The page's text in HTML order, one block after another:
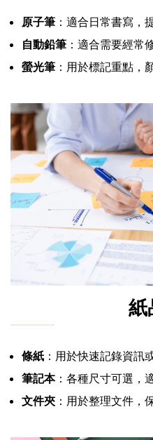
原子筆 ：適合日常書寫，
自動鉛筆 ：適合需要經常
螢光筆 ：用於標記重點，
紙
條紙 ：用於快速記錄資訊
筆記本：各種尺寸可選，
文件夾 ：用於整理文件，